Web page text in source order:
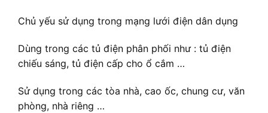
Chủ yếu sử dụng trong mạng lưới điện dân dụng
Dùng trong các tủ điện phân phối như : tủ điện
chiếu sáng, tủ điện cấp cho ổ cắm …
Sử dụng trong các tòa nhà, cao ốc, chung cư, văn
phòng, nhà riêng …